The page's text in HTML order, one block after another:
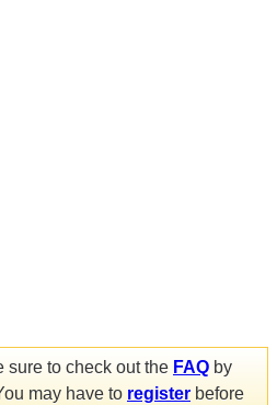
sure to check out the FAQ by
may have to register before